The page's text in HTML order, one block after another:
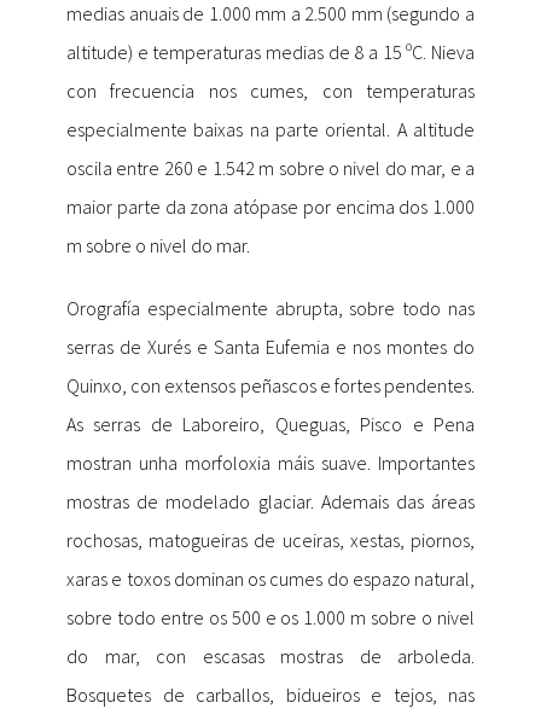
medias anuais de 1.000 mm a 2.500 mm (segundo a
altitude) e temperaturas medias de 8 a 15 ºC. Nieva
con frecuencia nos cumes, con temperaturas
especialmente baixas na parte oriental. A altitude
oscila entre 260 e 1.542 m sobre o nivel do mar, e a
maior parte da zona atópase por encima dos 1.000
m sobre o nivel do mar.
Orografía especialmente abrupta, sobre todo nas
serras de Xurés e Santa Eufemia e nos montes do
Quinxo, con extensos peñascos e fortes pendentes.
As serras de Laboreiro, Queguas, Pisco e Pena
mostran unha morfoloxia máis suave. Importantes
mostras de modelado glaciar. Ademais das áreas
rochosas, matogueiras de uceiras, xestas, piornos,
xaras e toxos dominan os cumes do espazo natural,
sobre todo entre os 500 e os 1.000 m sobre o nivel
do mar, con escasas mostras de arboleda.
Bosquetes de carballos, bidueiros e tejos, nas